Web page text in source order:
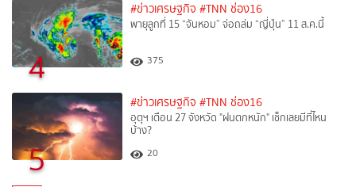
4
#ข่าวเศรษฐกิจ #TNN ช่อง16
พายุลูกที่ 15 “จันหอม” จ่อถล่ม “ญี่ปุ่น” 11 ส.ค.นี้
375
5
#ข่าวเศรษฐกิจ #TNN ช่อง16
อุตุฯ เตือน 27 จังหวัด "ฝนตกหนัก" เช็กเลยมีที่ไหน
บ้าง?
20